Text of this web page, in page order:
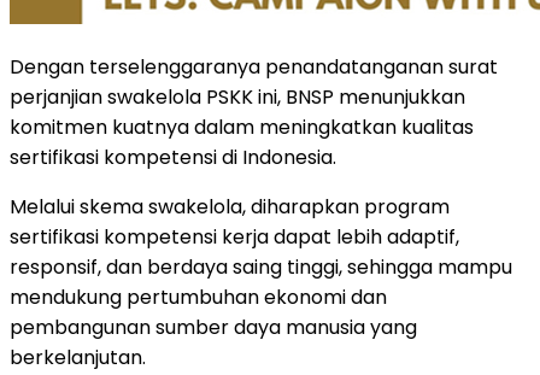
Dengan terselenggaranya penandatanganan surat
perjanjian swakelola PSKK ini, BNSP menunjukkan
komitmen kuatnya dalam meningkatkan kualitas
sertifikasi kompetensi di Indonesia.
Melalui skema swakelola, diharapkan program
sertifikasi kompetensi kerja dapat lebih adaptif,
responsif, dan berdaya saing tinggi, sehingga mampu
mendukung pertumbuhan ekonomi dan
pembangunan sumber daya manusia yang
berkelanjutan.